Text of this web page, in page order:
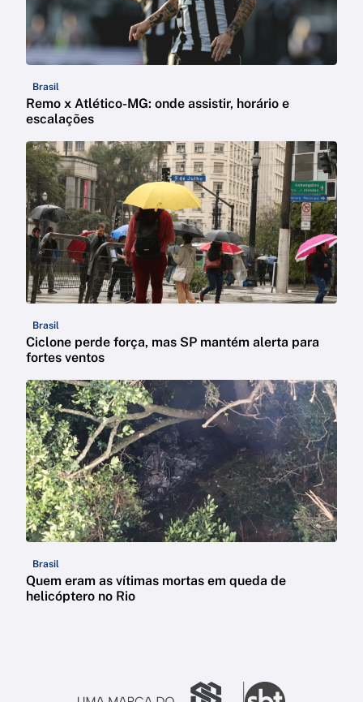
Brasil
Remo x Atlético-MG: onde assistir, horário e
escalações
Brasil
Ciclone perde força, mas SP mantém alerta para
fortes ventos
Brasil
Quem eram as vítimas mortas em queda de
helicóptero no Rio